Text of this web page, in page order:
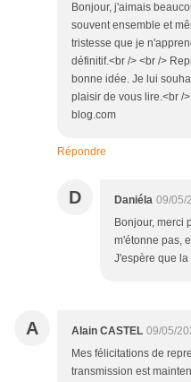
Bonjour, j'aimais
souvent ensemble et
tristesse que je
définitif.<br /> <br />
bonne idée. Je lui
plaisir de vous lire.<br /
blog.com
Répondre
D Daniéla 09/05/
Bonjour, merci
m'étonne pas,
J'espère que
A Alain CASTEL 09/05/
Mes félicitations de
transmission est